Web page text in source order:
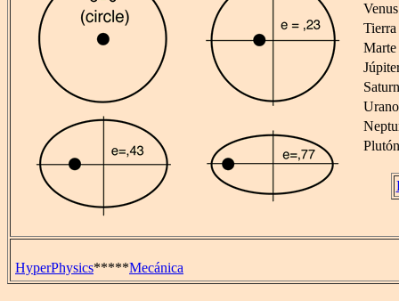
Venus
Tierra
Marte
Urano
Plutón
HyperPhysics*****Mecánica